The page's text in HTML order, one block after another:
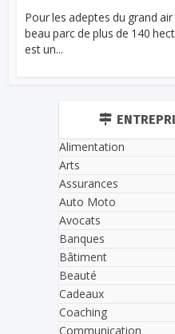
Pour les adeptes du grand
beau parc de plus de 140
est un...
Alimentation
Arts
Assurances
Auto Moto
Avocats
Banques
Bâtiment
Beauté
Cadeaux
Coaching
Communication